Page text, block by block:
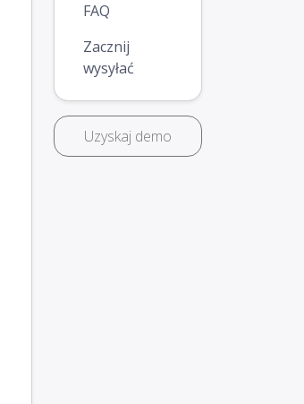
FAQ
Zacznij
wysyłać
Uzyskaj demo